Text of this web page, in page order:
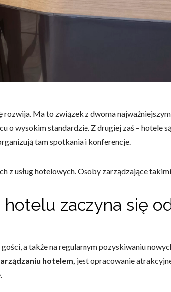
Ma to związek z dwoma
o wysokim standardzie. Z drugiej zaś – hotele
tam spotkania i konferencje.
z usług hotelowych. Osoby zarządzające
zaczyna się
a także na regularnym pozyskiwaniu
hotelem, jest opracowanie